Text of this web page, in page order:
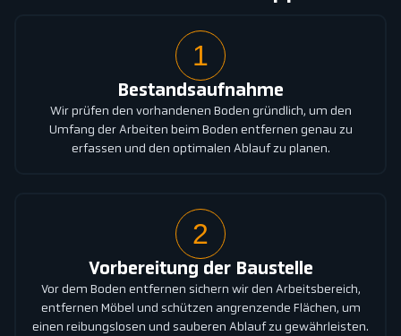
1
Bestandsaufnahme
Wir prüfen den vorhandenen Boden gründlich, um den
Umfang der Arbeiten beim Boden entfernen genau zu
erfassen und den optimalen Ablauf zu planen.
2
Vorbereitung der Baustelle
Vor dem Boden entfernen sichern wir den Arbeitsbereich,
entfernen Möbel und schützen angrenzende Flächen, um
einen reibungslosen und sauberen Ablauf zu gewährleisten.